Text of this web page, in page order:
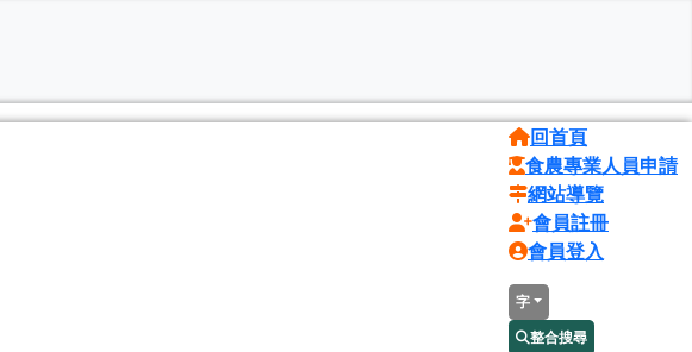
回首頁
食農專業人員申請
網站導覽
會員註冊
會員登入
字
整合搜尋